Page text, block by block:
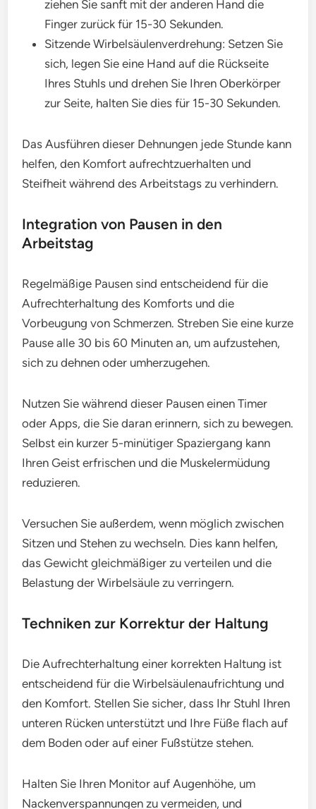
ziehen Sie sanft mit der anderen Hand die
Finger zurück für 15-30 Sekunden.
Sitzende Wirbelsäulenverdrehung: Setzen Sie
sich, legen Sie eine Hand auf die Rückseite
Ihres Stuhls und drehen Sie Ihren Oberkörper
zur Seite, halten Sie dies für 15-30 Sekunden.
Das Ausführen dieser Dehnungen jede Stunde kann
helfen, den Komfort aufrechtzuerhalten und
Steifheit während des Arbeitstags zu verhindern.
Integration von Pausen in den
Arbeitstag
Regelmäßige Pausen sind entscheidend für die
Aufrechterhaltung des Komforts und die
Vorbeugung von Schmerzen. Streben Sie eine kurze
Pause alle 30 bis 60 Minuten an, um aufzustehen,
sich zu dehnen oder umherzugehen.
Nutzen Sie während dieser Pausen einen Timer
oder Apps, die Sie daran erinnern, sich zu bewegen.
Selbst ein kurzer 5-minütiger Spaziergang kann
Ihren Geist erfrischen und die Muskelermüdung
reduzieren.
Versuchen Sie außerdem, wenn möglich zwischen
Sitzen und Stehen zu wechseln. Dies kann helfen,
das Gewicht gleichmäßiger zu verteilen und die
Belastung der Wirbelsäule zu verringern.
Techniken zur Korrektur der Haltung
Die Aufrechterhaltung einer korrekten Haltung ist
entscheidend für die Wirbelsäulenaufrichtung und
den Komfort. Stellen Sie sicher, dass Ihr Stuhl Ihren
unteren Rücken unterstützt und Ihre Füße flach auf
dem Boden oder auf einer Fußstütze stehen.
Halten Sie Ihren Monitor auf Augenhöhe, um
Nackenverspannungen zu vermeiden, und